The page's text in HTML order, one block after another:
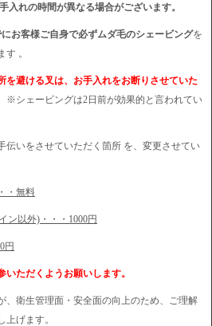
入れの時間が異なる場合がございます。
お客様ご自身で必ずムダ毛のシェービングを
。
を避ける叉は、お手入れをお断りさせていた
※シェービングは2日前が効果的と言われてい
伝いをさせていただく箇所 を、変更させてい
・無料
ン以外)・・・1000円
円
ただくようお願いします。
、衛生管理面・安全面の向上のため、ご理解
げます。